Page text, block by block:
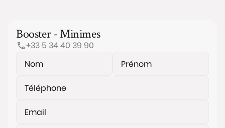
Booster - Minimes
+33 5 34 40 39 90